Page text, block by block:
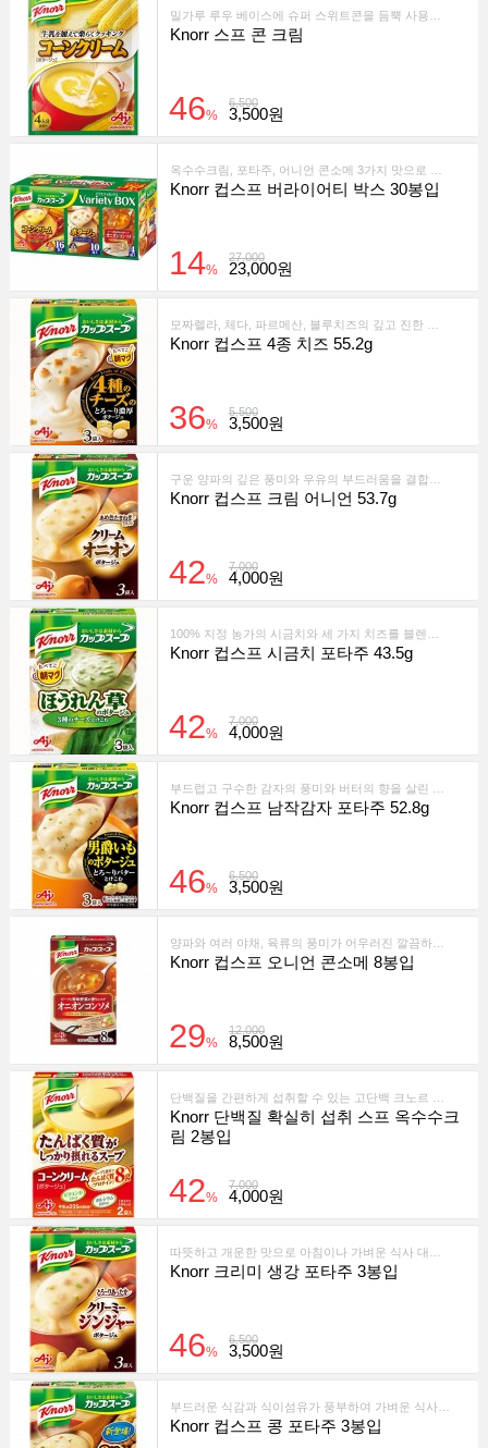
Knorr 스프 콘 크림
6,500
46% 3,500원
Knorr 컵스프 버라이어티 박스 30봉입
27,000
14% 23,000원
Knorr 컵스프 4종 치즈 55.2g
5,500
36% 3,500원
구운 양파의 깊은 풍미와 우유의 부드러움을 결합한 크리미한 양파 포타주 스프입니다. 간편하게 즐길 수 있는 컵형 인스턴트 스프입니다.
Knorr 컵스프 크림 어니언 53.7g
7,000
42% 4,000원
Knorr 컵스프 시금치 포타주 43.5g
7,000
42% 4,000원
Knorr 컵스프 남작감자 포타주 52.8g
6,500
46% 3,500원
양파와 여러 야채, 육류의 풍미가 어우러진 깔끔하고 깊은 맛의 콘소메 스프입니다. 뜨거운 물만 부으면 간편하게 즐길 수 있습니다.
Knorr 컵스프 오니언 콘소메 8봉입
12,000
29% 8,500원
Knorr 단백질 확실히 섭취 스프 옥수수크
림 2봉입
7,000
42% 4,000원
Knorr 크리미 생강 포타주 3봉입
6,500
46% 3,500원
부드러운 식감과 식이섬유가 풍부하여 가벼운 식사나 간식으로 적합한 제품입니다.
Knorr 컵스프 콩 포타주 3봉입